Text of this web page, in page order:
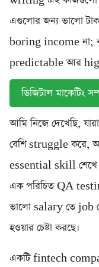
এগুলোর জন্য ভালো
boring income না;
predictable আর
ডিজিটাল মাকেটিং
আমি নিজে দেখেছি,
বেশি struggle করে,
essential skill শেখে
এক পরিচিত QA
ভালো salary তে job
হওয়ার চেষ্টা করছে।
একটি fintech